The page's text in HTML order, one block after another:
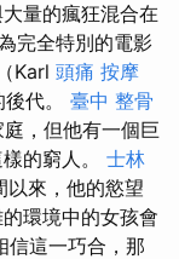
量的瘋狂混合在
完全特別的電影
Karl 頭痛 按摩
代。 臺中 整骨
，但他有一個巨
的窮人。 士林
以來，他的慾望
環境中的女孩會
信這一巧合，那